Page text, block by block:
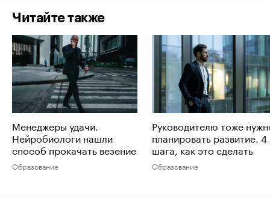
Читайте также
Менеджеры удачи.
Нейробиологи нашли
способ прокачать везение
Образование
Руководителю тоже
планировать развитие. 4
шага, как это сделать
Образование